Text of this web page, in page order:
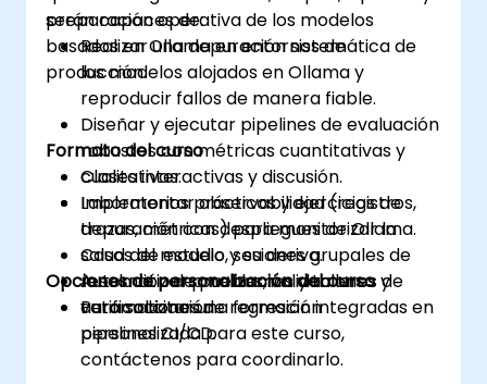
preparación operativa de los modelos
basados en Ollama en entornos de
producción.
serán capaces de:
Realizar una depuración sistemática de
los modelos alojados en Ollama y
reproducir fallos de manera fiable.
Diseñar y ejecutar pipelines de evaluación
robustos con métricas cuantitativas y
cualitativas.
Implementar observabilidad (registros,
trazas, métricas) para monitorizar la
salud del modelo y su deriva.
Automatizar pruebas, validaciones y
verificaciones de regresión integradas en
pipelines CI/CD.
Formato del curso
Clases interactivas y discusión.
Laboratorios prácticos y ejercicios de
depuración con despliegues de Ollama.
Casos de estudio, sesiones grupales de
resolución de problemas y talleres de
automatización.
Opciones de personalización del curso
Para solicitar una formación
personalizada para este curso,
contáctenos para coordinarlo.